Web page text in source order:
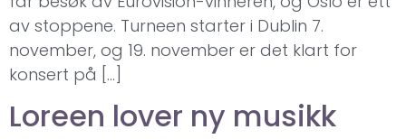
av stoppene. Turneen starter i Dublin 7.
november, og 19. november er det klart for
konsert på […]
Loreen lover ny musikk